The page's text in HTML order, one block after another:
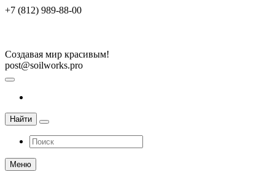
+7 (812) 989-88-00
Создавая мир красивым!
post@soilworks.pro
Найти
Меню